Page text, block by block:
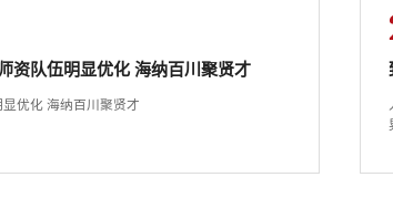
资队伍明显优化 海纳百川聚贤才
优化 海纳百川聚贤才